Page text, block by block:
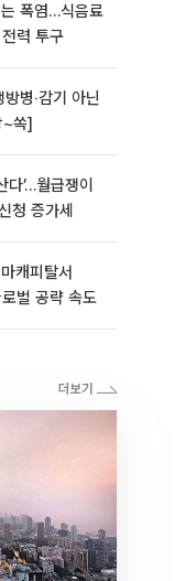
폭염…식음료
전력 투구
병‧감기 아닌
~쏙]
다’…월급쟁이
청 증가세
캐피탈서
벌 공략 속도